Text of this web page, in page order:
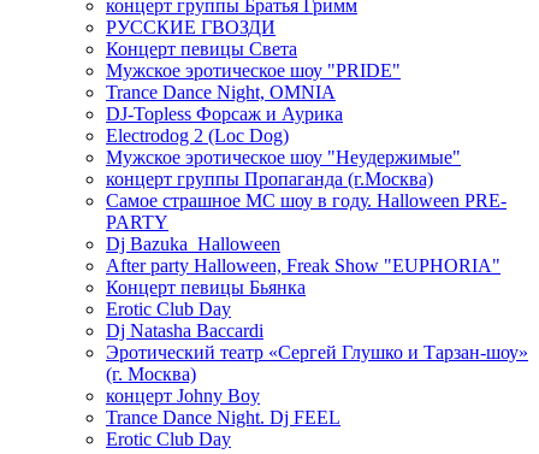
концерт группы Братья Гримм
РУССКИЕ ГВОЗДИ
Концерт певицы Света
Мужское эротическое шоу "PRIDE"
Trance Dance Night, OMNIA
DJ-Topless Форсаж и Аурика
Electrodog 2 (Loc Dog)
Мужское эротическое шоу "Неудержимые"
концерт группы Пропаганда (г.Москва)
Самое страшное МС шоу в году. Halloween PRE-
PARTY
Dj Bazuka_Halloween
After party Halloween, Freak Show "EUPHORIA"
Концерт певицы Бьянка
Erotic Club Day
Dj Natasha Baccardi
Эротический театр «Сергей Глушко и Тарзан-шоу»
(г. Москва)
концерт Johny Boy
Trance Dance Night. Dj FEEL
Erotic Club Day